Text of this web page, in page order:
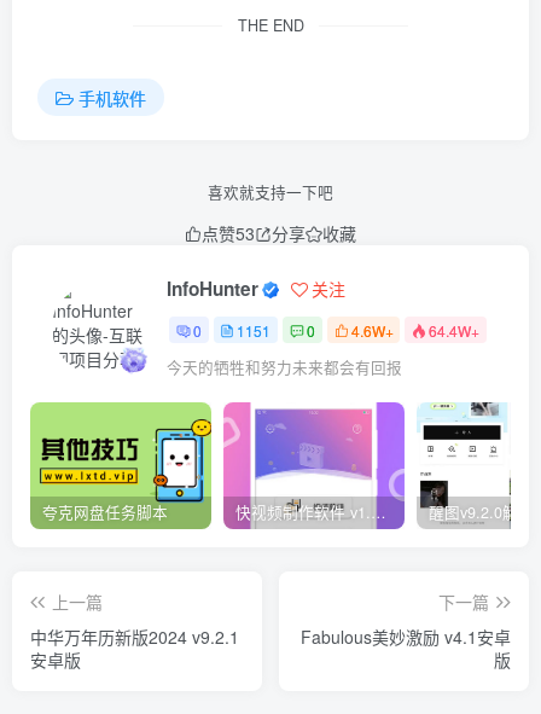
THE END
手机软件
喜欢就支持一下吧
点赞53 分享 收藏
InfoHunter 关注
0 1151 0 4.6W+ 64.4W+
今天的牺牲和努力未来都会有回报
夸克网盘任务脚本 快视频制作软件 v1.1.1安卓版
上一篇
中华万年历新版2024 v9.2.1
安卓版
下一篇
Fabulous美妙激励 v4.1安卓
版